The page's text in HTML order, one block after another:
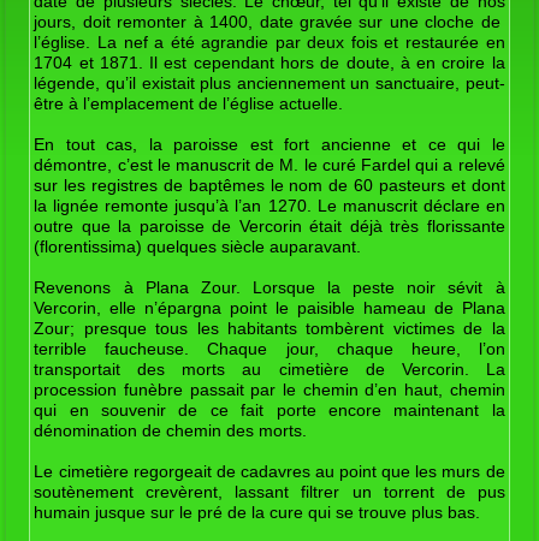
jours, doit remonter à 1400, date gravée sur une cloche de
l’église. La nef a été agrandie par deux fois et restaurée en
1704 et 1871. Il est cependant hors de doute, à en croire la
légende, qu’il existait plus anciennement un sanctuaire, peut-
être à l’emplacement de l’église actuelle.
En tout cas, la paroisse est fort ancienne et ce qui le
démontre, c’est le manuscrit de M. le curé Fardel qui a relevé
sur les registres de baptêmes le nom de 60 pasteurs et dont
la lignée remonte jusqu’à l’an 1270. Le manuscrit déclare en
outre que la paroisse de Vercorin était déjà très florissante
(florentissima) quelques siècle auparavant.
Revenons à Plana Zour. Lorsque la peste noir sévit à
Vercorin, elle n’épargna point le paisible hameau de Plana
Zour; presque tous les habitants tombèrent victimes de la
terrible faucheuse. Chaque jour, chaque heure, l’on
transportait des morts au cimetière de Vercorin. La
procession funèbre passait par le chemin d’en haut, chemin
qui en souvenir de ce fait porte encore maintenant la
dénomination de chemin des morts.
Le cimetière regorgeait de cadavres au point que les murs de
soutènement crevèrent, lassant filtrer un torrent de pus
humain jusque sur le pré de la cure qui se trouve plus bas.